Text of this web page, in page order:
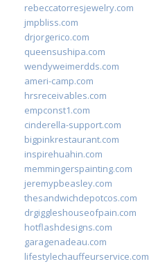
rebeccatorresjewelry.com
jmpbliss.com
drjorgerico.com
queensushipa.com
wendyweimerdds.com
ameri-camp.com
hrsreceivables.com
empconst1.com
cinderella-support.com
bigpinkrestaurant.com
inspirehuahin.com
memmingerspainting.com
jeremypbeasley.com
thesandwichdepotcos.com
drgiggleshouseofpain.com
hotflashdesigns.com
garagenadeau.com
lifestylechauffeurservice.com